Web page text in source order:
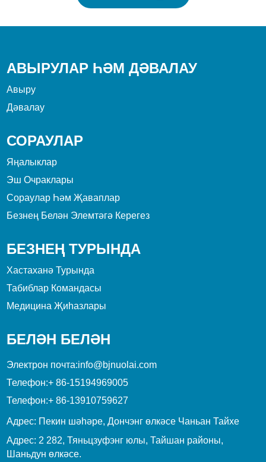
АВЫРУЛАР ҺӘМ ДӘВАЛАУ
Авыру
Дәвалау
СОРАУЛАР
Яңалыклар
Эш Очраклары
Сораулар Һәм Җаваплар
Безнең Белән Элемтәгә Керегез
БЕЗНЕҢ ТУРЫНДА
Хастаханә Турында
Табиблар Командасы
Медицина Җиһазлары
БЕЛӘН БЕЛӘН
Электрон почта:info@bjnuolai.com
Телефон:+ 86-15194969005
Телефон:+ 86-13910759627
Адрес: Пекин шәһәре, Дончэнг өлкәсе Чаньан Тайхе
Адрес: 2 282, Тяньцзуфэнг юлы, Тайшан районы,
Шаньдун өлкәсе.